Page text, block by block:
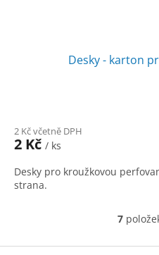
Desky - karton
2 Kč včetně DPH
2 Kč / ks
Desky pro kroužkovou
strana.
7